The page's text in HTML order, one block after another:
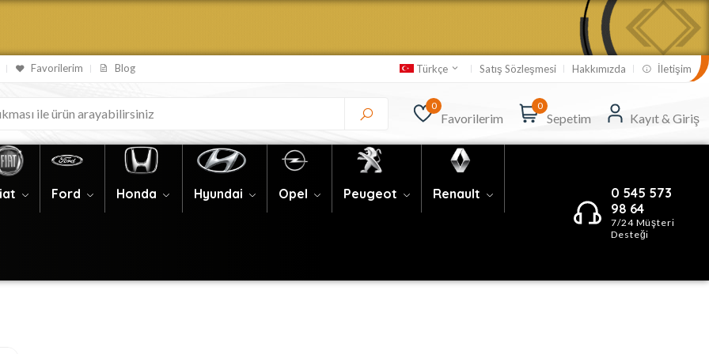
Favorilerim Blog Türkçe Satış Sözleşmesi Hakkımızda İletişim
0
Favorilerim
0
Sepetim Kayıt & Giriş
Ford Honda Hyundai Opel Peugeot Renault
0 545 573
98 64
7/24 Müşteri
Desteği